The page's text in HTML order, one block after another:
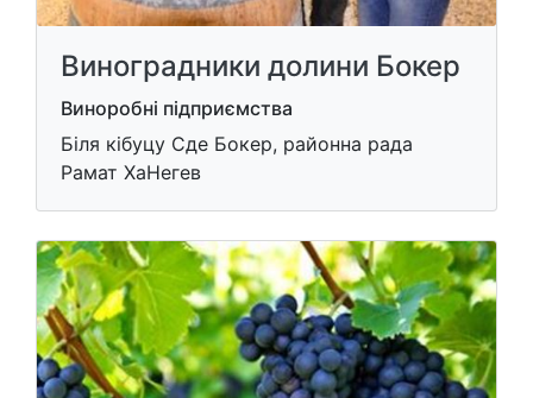
Виноградники долини Бокер
Виноробні підприємства
Біля кібуцу Сде Бокер, районна рада
Рамат ХаНегев